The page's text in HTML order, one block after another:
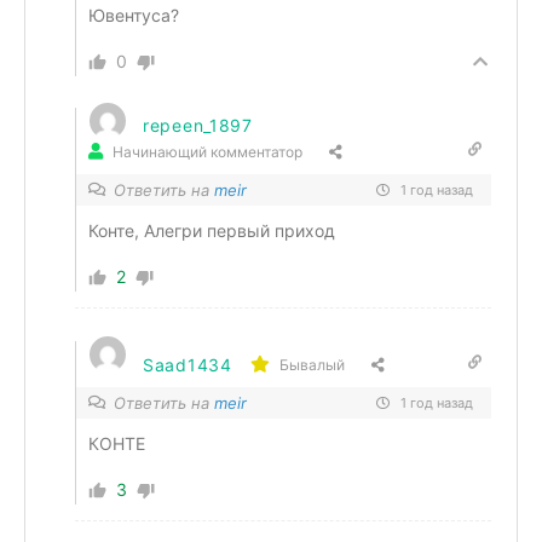
Ювентуса?
0
repeen_1897
Начинающий комментатор
Ответить на meir 1 год назад
Конте, Алегри первый приход
2
Saad1434 Бывалый
Ответить на meir 1 год назад
КОНТЕ
3